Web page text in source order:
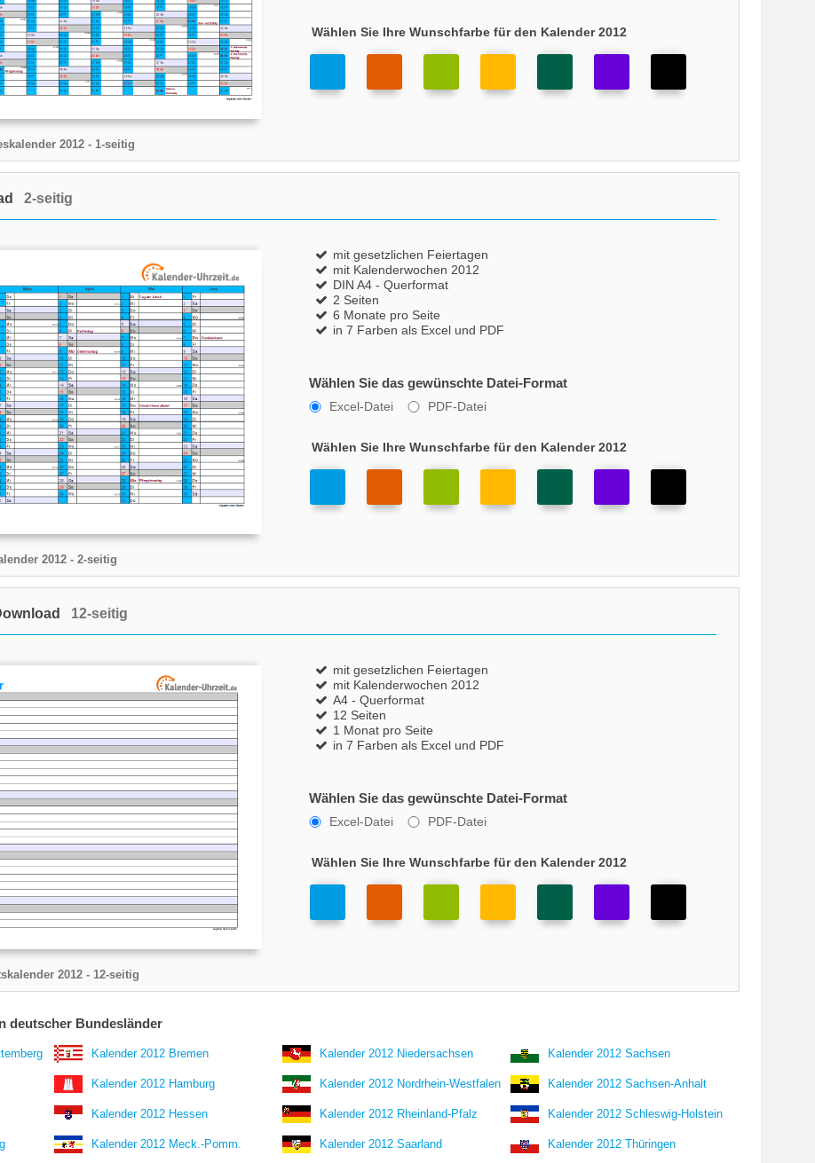
2012- 1-seitig
Wählen Sie Ihre Wunschfarbe für den Kalender 2012
2-seitig
2012 - 2-seitig
mit gesetzlichen Feiertagen
mit Kalenderwochen 2012
DIN A4 - Querformat
2 Seiten
6 Monate pro Seite
in 7 Farben als Excel und PDF
Wählen Sie das gewünschte Datei-Format
Excel-Datei PDF-Datei
Wählen Sie Ihre Wunschfarbe für den Kalender 2012
12-seitig
2012 - 12-seitig
mit gesetzlichen Feiertagen
mit Kalenderwochen 2012
A4 - Querformat
12 Seiten
1 Monat pro Seite
in 7 Farben als Excel und PDF
Wählen Sie das gewünschte Datei-Format
Excel-Datei PDF-Datei
Wählen Sie Ihre Wunschfarbe für den Kalender 2012
deutscher Bundesländer
Kalender 2012 Bremen
Kalender 2012 Hamburg
Kalender 2012 Hessen
Kalender 2012 Meck.-Pomm.
Kalender 2012 Niedersachsen
Kalender 2012 Nordrhein-Westfalen
Kalender 2012 Rheinland-Pfalz
Kalender 2012 Saarland
Kalender 2012 Sachsen
Kalender 2012 Sachsen-Anhalt
Kalender 2012 Schleswig-Holstein
Kalender 2012 Thüringen